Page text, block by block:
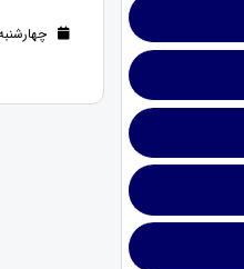
چهارشنبه 10 اردیبهشت 1404 (1